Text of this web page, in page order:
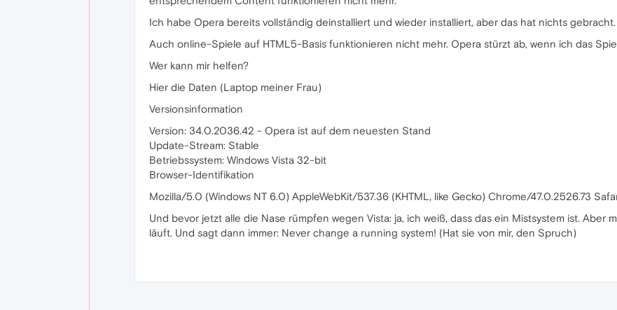
Ich habe Opera bereits vollständig deinstalliert und wieder installiert, aber das hat nichts gebracht.
Auch online-Spiele auf HTML5-Basis funktionieren nicht mehr. Opera stürzt ab, wenn ich das
Wer kann mir helfen?
Hier die Daten (Laptop meiner Frau)
Versionsinformation
Version: 34.0.2036.42 - Opera ist auf dem neuesten Stand
Update-Stream: Stable
Betriebssystem: Windows Vista 32-bit
Browser-Identifikation
Mozilla/5.0 (Windows NT 6.0) AppleWebKit/537.36 (KHTML, like Gecko) Chrome/47.0.2526.73
Und bevor jetzt alle die Nase rümpfen wegen Vista: ja, ich weiß, dass das ein Mistsystem ist. Aber
läuft. Und sagt dann immer: Never change a running system! (Hat sie von mir, den Spruch)